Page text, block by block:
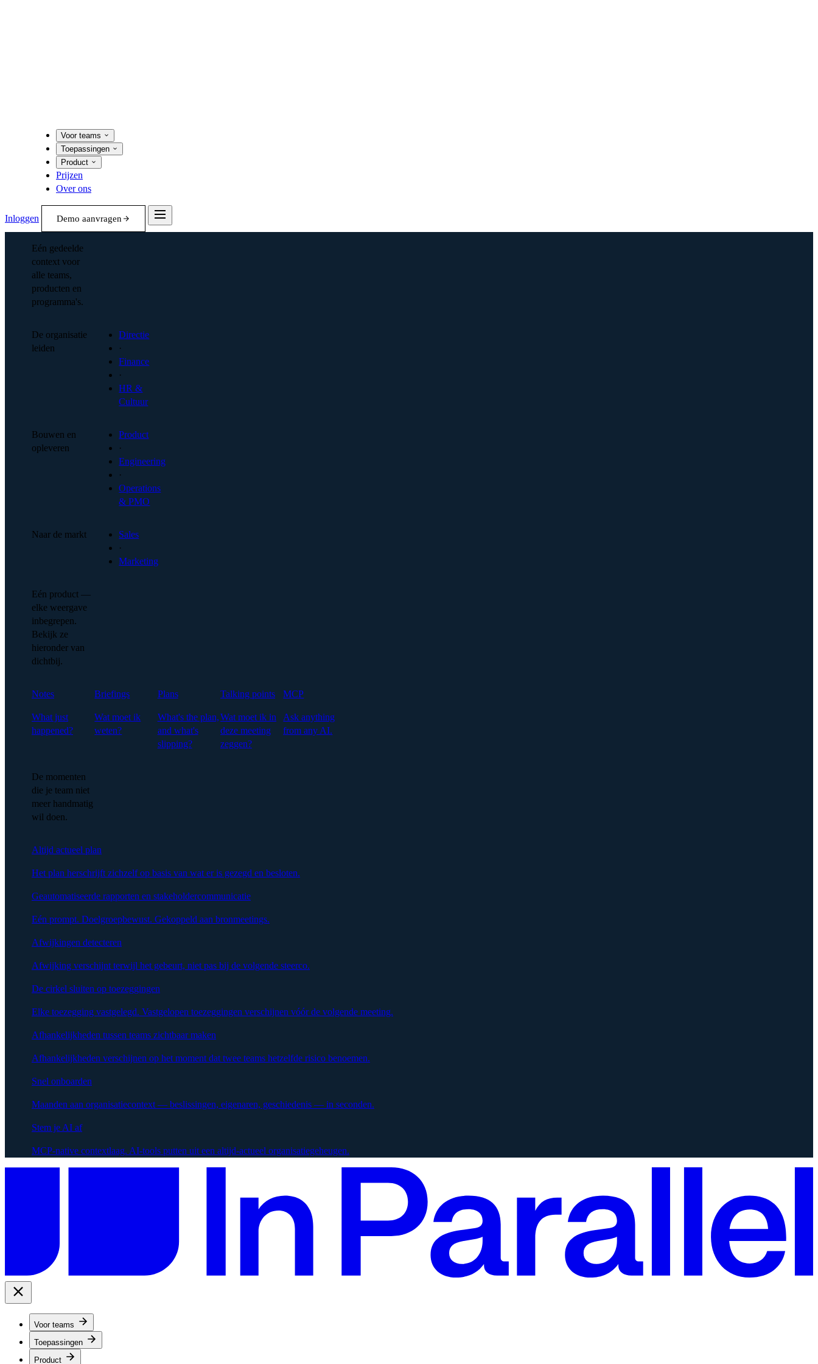
Voor teams
Toepassingen
Product
Prijzen
Over ons
Inloggen Demo aanvragen
Eén gedeelde
context voor
alle teams,
producten en
programma's.
De organisatie
leiden
Directie
·
Finance
·
HR &
Cultuur
Bouwen en
opleveren
Product
·
Engineering
·
Operations
& PMO
Naar de markt
Sales
·
Marketing
Eén product —
elke weergave
inbegrepen.
Bekijk ze
hieronder van
dichtbij.
Notes
What just
happened?
Briefings
Wat moet ik
weten?
Plans
What's the plan,
and what's
slipping?
Talking points
Wat moet ik in
deze meeting
zeggen?
MCP
Ask anything
from any AI.
De momenten
die je team niet
meer handmatig
wil doen.
Altijd actueel plan
Het plan herschrijft zichzelf op basis van wat er is gezegd en besloten.
Geautomatiseerde rapporten en stakeholdercommunicatie
Eén prompt. Doelgroepbewust. Gekoppeld aan bronmeetings.
Afwijkingen detecteren
Afwijking verschijnt terwijl het gebeurt, niet pas bij de volgende steerco.
De cirkel sluiten op toezeggingen
Elke toezegging vastgelegd. Vastgelopen toezeggingen verschijnen vóór de volgende meeting.
Afhankelijkheden tussen teams zichtbaar maken
Afhankelijkheden verschijnen op het moment dat twee teams hetzelfde risico benoemen.
Snel onboarden
Maanden aan organisatiecontext — beslissingen, eigenaren, geschiedenis — in seconden.
Stem je AI af
MCP-native contextlaag. AI-tools putten uit een altijd-actueel organisatiegeheugen.
Voor teams
Toepassingen
Product